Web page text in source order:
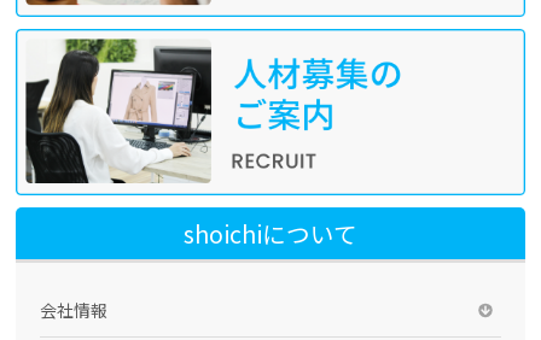
shoichiについて
会社情報